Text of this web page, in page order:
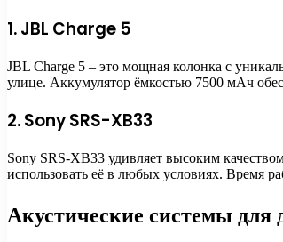
1. JBL Charge 5
JBL Charge 5 – это мощная колонка с
улице. Аккумулятор ёмкостью 7500 мАч
2. Sony SRS-XB33
Sony SRS-XB33 удивляет высоким
использовать её в любых условиях. Время
Акустические системы для